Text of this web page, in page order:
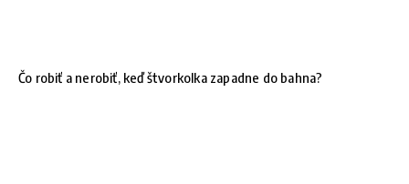
Čo robiť a nerobiť, keď štvorkolka zapadne do bahna?